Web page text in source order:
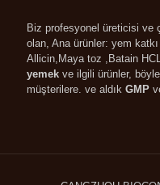
Biz profesyonel üreticisi ve
olan, Ana ürünler: yem
Allicin,Maya toz , Batain
yemek ve ilgili ürünler,
müşterilere. ve aldık GMP